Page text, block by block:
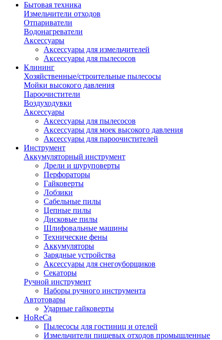
Бытовая техника
Измельчители отходов
Отпариватели
Водонагреватели
Аксессуары
Аксессуары для измельчителей
Аксессуары для пылесосов
Клининг
Хозяйственные/строительные пылесосы
Мойки высокого давления
Пароочистители
Воздуходувки
Аксессуары
Аксессуары для пылесосов
Аксессуары для моек высокого давления
Аксессуары для пароочистителей
Инструмент
Аккумуляторный инструмент
Дрели и шуруповерты
Перфораторы
Гайковерты
Лобзики
Сабельные пилы
Цепные пилы
Дисковые пилы
Шлифовальные машины
Технические фены
Аккумуляторы
Зарядные устройства
Аксессуары для снегоуборщиков
Секаторы
Ручной инструмент
Наборы ручного инструмента
Автотовары
Ударные гайковерты
HoReCa
Пылесосы для гостиниц и отелей
Измельчители пищевых отходов промышленные